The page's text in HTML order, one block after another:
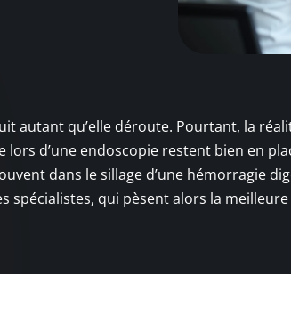
autant qu’elle déroute. Pourtant, la
d’une endoscopie restent bien en
dans le sillage d’une hémorragie
spécialistes, qui pèsent alors la meilleure